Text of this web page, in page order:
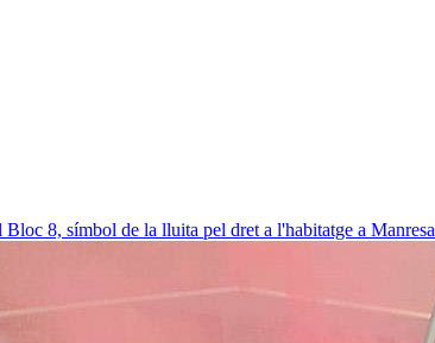
8, símbol de la lluita pel dret a l'habitatge a Manresa